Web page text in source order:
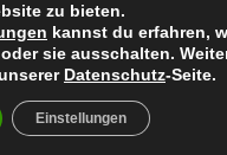
RSS Feed
Datenschutz
- 2022 Climbing.de by
zu bieten.
kannst du erfahren,
sie ausschalten.
Datenschutz-Seite.
Einstellungen